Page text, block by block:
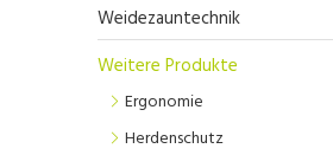
Weidezauntechnik
Weitere Produkte
Ergonomie
Herdenschutz